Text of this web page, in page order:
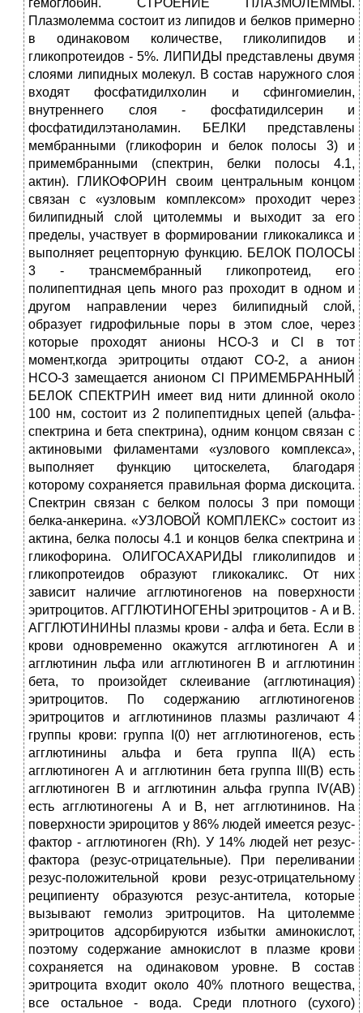
гемоглобин. СТРОЕНИЕ ПЛАЗМОЛЕММЫ.
Плазмолемма состоит из липидов и белков примерно
в одинаковом количестве, гликолипидов и
гликопротеидов - 5%. ЛИПИДЫ представлены двумя
слоями липидных молекул. В состав наружного слоя
входят фосфатидилхолин и сфингомиелин,
внутреннего слоя - фосфатидилсерин и
фосфатидилэтаноламин. БЕЛКИ представлены
мембранными (гликофорин и белок полосы 3) и
примембранными (спектрин, белки полосы 4.1,
актин). ГЛИКОФОРИН своим центральным концом
связан с «узловым комплексом» проходит через
билипидный слой цитолеммы и выходит за его
пределы, участвует в формировании гликокаликса и
выполняет рецепторную функцию. БЕЛОК ПОЛОСЫ
3 - трансмембранный гликопротеид, его
полипептидная цепь много раз проходит в одном и
другом направлении через билипидный слой,
образует гидрофильные поры в этом слое, через
которые проходят анионы НСО-3 и Cl в тот
момент,когда эритроциты отдают СО-2, а анион
НСО-3 замещается анионом Cl ПРИМЕМБРАННЫЙ
БЕЛОК СПЕКТРИН имеет вид нити длинной около
100 нм, состоит из 2 полипептидных цепей (альфа-
спектрина и бета спектрина), одним концом связан с
актиновыми филаментами «узлового комплекса»,
выполняет функцию цитоскелета, благодаря
которому сохраняется правильная форма дискоцита.
Спектрин связан с белком полосы 3 при помощи
белка-анкерина. «УЗЛОВОЙ КОМПЛЕКС» состоит из
актина, белка полосы 4.1 и концов белка спектрина и
гликофорина. ОЛИГОСАХАРИДЫ гликолипидов и
гликопротеидов образуют гликокаликс. От них
зависит наличие агглютиногенов на поверхности
эритроцитов. АГГЛЮТИНОГЕНЫ эритроцитов - А и В.
АГГЛЮТИНИНЫ плазмы крови - алфа и бета. Если в
крови одновременно окажутся агглютиноген А и
агглютинин льфа или агглютиноген В и агглютинин
бета, то произойдет склеивание (агглютинация)
эритроцитов. По содержанию агглютиногенов
эритроцитов и агглютининов плазмы различают 4
группы крови: группа I(0) нет агглютиногенов, есть
агглютинины альфа и бета группа II(А) есть
агглютиноген А и агглютинин бета группа III(В) есть
агглютиноген В и агглютинин альфа группа IV(АВ)
есть агглютиногены А и В, нет агглютининов. На
поверхности эрироцитов у 86% людей имеется резус-
фактор - агглютиноген (Rh). У 14% людей нет резус-
фактора (резус-отрицательные). При переливании
резус-положительной крови резус-отрицательному
реципиенту образуются резус-антитела, которые
вызывают гемолиз эритроцитов. На цитолемме
эритроцитов адсорбируются избытки аминокислот,
поэтому содержание амнокислот в плазме крови
сохраняется на одинаковом уровне. В состав
эритроцита входит около 40% плотного вещества,
все остальное - вода. Среди плотного (сухого)